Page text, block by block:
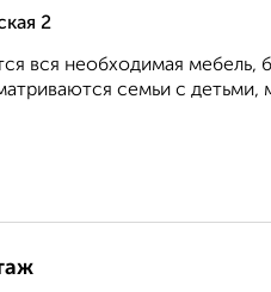
2
вся необходимая мебель,
семьи с